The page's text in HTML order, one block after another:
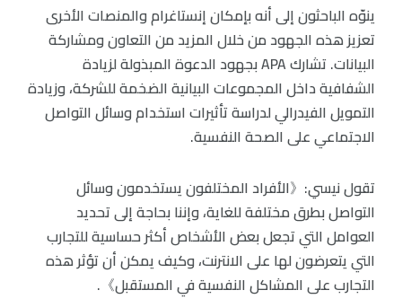
ينوّه الباحثون إلى أنه بإمكان إنستاغرام والمنصات الأخرى
تعزيز هذه الجهود من خلال المزيد من التعاون ومشاركة
البيانات. تشارك APA بجهود الدعوة المبذولة لزيادة
الشفافية داخل المجموعات البيانية الضخمة للشركة، وزيادة
التمويل الفيدرالي لدراسة تأثيرات استخدام وسائل التواصل
الاجتماعي على الصحة النفسية.
تقول نيسي:《الأفراد المختلفون يستخدمون وسائل
التواصل بطرق مختلفة للغاية، وإننا بحاجة إلى تحديد
العوامل التي تجعل بعض الأشخاص أكثر حساسية للتجارب
التي يتعرضون لها على الانترنت، وكيف يمكن أن تؤثر هذه
التجارب على المشاكل النفسية في المستقبل》.